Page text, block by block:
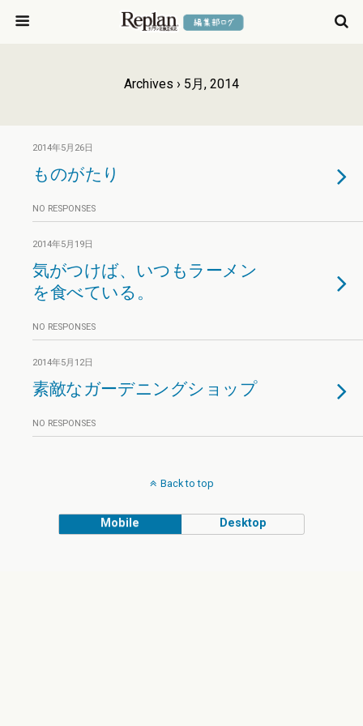
Archives › 5月, 2014
2014年5月26日
ものがたり
NO RESPONSES
2014年5月19日
気がつけば、いつもラーメン
を食べている。
NO RESPONSES
2014年5月12日
素敵なガーデニングショップ
NO RESPONSES
Back to top
Mobile Desktop